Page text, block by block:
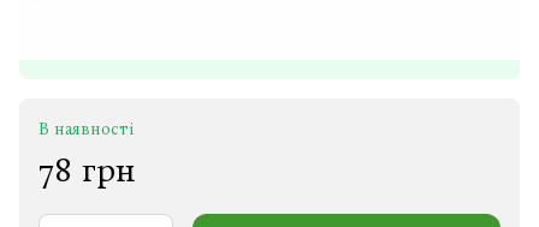
В наявності
78 грн